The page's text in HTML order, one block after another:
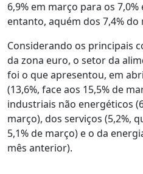
6,9% em março para os
entanto, aquém dos 7,4% do
Considerando os principais
da zona euro, o setor da
foi o que apresentou, em
(13,6%, face aos 15,5% de
industriais não energéticos
março), dos serviços (5,2%,
5,1% de março) e o da
mês anterior).